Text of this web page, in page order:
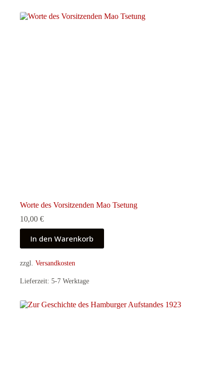
Worte des Vorsitzenden Mao Tsetung
10,00 €
In den Warenkorb
zzgl. Versandkosten
Lieferzeit: 5-7 Werktage